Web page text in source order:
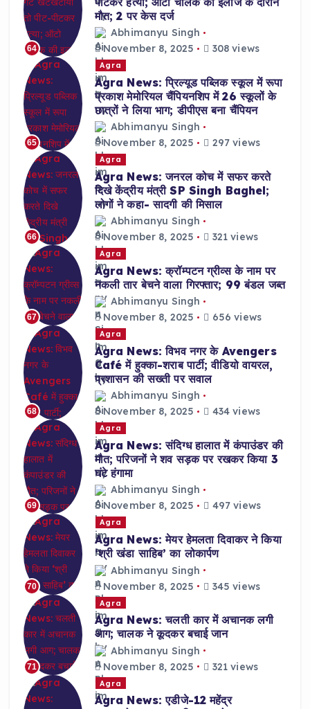
64
मौत; 2 पर केस दर्ज
Abhimanyu Singh
November 8, 2025
308 views
65
Agra
Agra News: प्रिल्यूड पब्लिक स्कूल में रूपा
प्रकाश मेमोरियल चैंपियनशिप में 26 स्कूलों के
छात्रों ने लिया भाग; डीपीएस बना चैंपियन
Abhimanyu Singh
November 8, 2025
297 views
66
Agra
Agra News: जनरल कोच में सफर करते
दिखे केंद्रीय मंत्री SP Singh Baghel;
लोगों ने कहा- सादगी की मिसाल
Abhimanyu Singh
November 8, 2025
321 views
67
Agra
Agra News: क्रॉम्पटन ग्रीव्स के नाम पर
नकली तार बेचने वाला गिरफ्तार; 99 बंडल जब्त
Abhimanyu Singh
November 8, 2025
656 views
68
Agra
Agra News: विभव नगर के Avengers
Café में हुक्का-शराब पार्टी; वीडियो वायरल,
प्रशासन की सख्ती पर सवाल
Abhimanyu Singh
November 8, 2025
434 views
69
Agra
Agra News: संदिग्ध हालात में कंपाउंडर की
मौत; परिजनों ने शव सड़क पर रखकर किया 3
घंटे हंगामा
Abhimanyu Singh
November 8, 2025
497 views
70
Agra
Agra News: मेयर हेमलता दिवाकर ने किया
‘श्री खंडा साहिब’ का लोकार्पण
Abhimanyu Singh
November 8, 2025
345 views
71
Agra
Agra News: चलती कार में अचानक लगी
आग; चालक ने कूदकर बचाई जान
Abhimanyu Singh
November 8, 2025
321 views
Agra
Agra News: एडीजे-12 महेंद्र